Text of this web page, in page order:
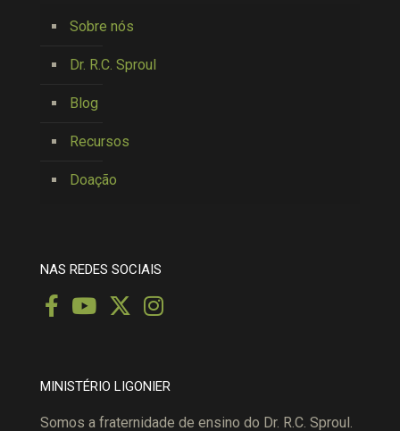
Sobre nós
Dr. R.C. Sproul
Blog
Recursos
Doação
NAS REDES SOCIAIS
MINISTÉRIO LIGONIER
Somos a fraternidade de ensino do Dr. R.C. Sproul.